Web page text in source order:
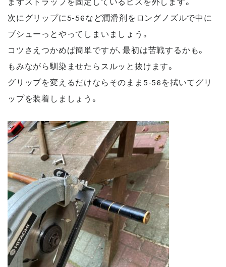
次にグリップに5-56など潤滑剤をロングノズルで中に
ブシューっとやってしまいましょう。
コツさえつかめば簡単ですが、最初は苦戦するかも。
もみながら馴染ませたらスルッと抜けます。
グリップを変えるだけならそのまま5-56を拭いてグリ
ップを装着しましょう。